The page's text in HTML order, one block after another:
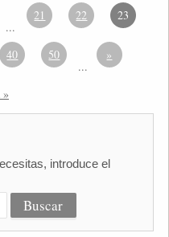
...
21 22 23
40 50
...
»
introduce el